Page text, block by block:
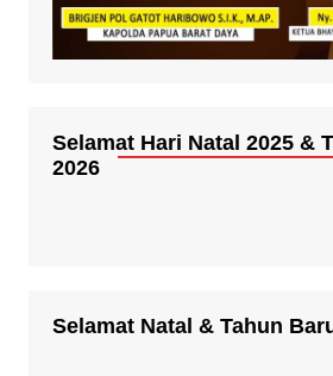
Selamat Hari Natal 2025 &
2026
Selamat Natal & Tahun